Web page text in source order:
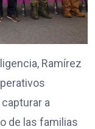
Ramírez
a
de las familias